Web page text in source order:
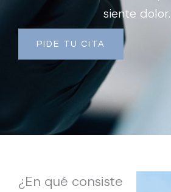
siente dolor.
PIDE TU CITA
¿En qué consiste